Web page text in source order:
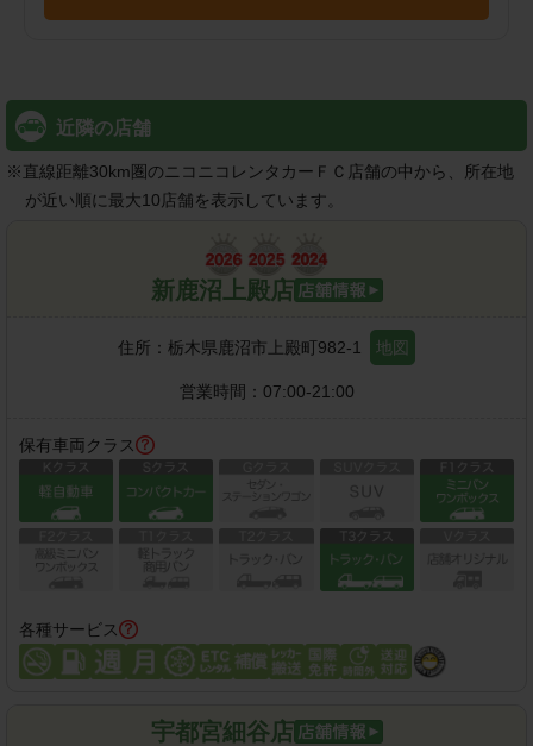
近隣の店舗
※直線距離30km圏のニコニコレンタカーＦＣ店舗の中から、所在地
が近い順に最大10店舗を表示しています。
新鹿沼上殿店
住所： 栃木県鹿沼市上殿町982-1 地図
営業時間： 07:00-21:00
保有車両クラス
各種サービス
宇都宮細谷店